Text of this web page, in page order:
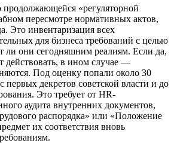
продолжающейся «регуляторной
пересмотре нормативных актов,
Это инвентаризация всех
для бизнеса требований с целью
ли они сегодняшним реалиям. Если да,
в ином случае —
Под оценку попали около 30
декретов советской власти и до
Это требует от HR-
аудита внутренних документов,
распорядка» или «Положение
их соответствия вновь